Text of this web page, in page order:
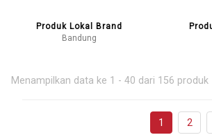
Produk Lokal Brand
Bandung
Menampilkan data ke 1 - 40 dari 156 produk
1 2